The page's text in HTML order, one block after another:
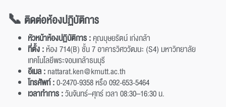
📞 ติดต่อห้องปฏิบัติการ
หัวหน้าห้องปฏิบัติการ :คุณบุษยรัตน์ เก่งกล้า
ที่ตั้ง :ห้อง 714(B) ชั้น 7 อาคารวิศววัฒนะ (S4) มหาวิทยาลัย
เทคโนโลยีพระจอมเกล้าธนบุรี
อีเมล :nattarat.ken@kmutt.ac.th
โทรศัพท์ :0-2470-9358 หรือ 092-653-5464
เวลาทำการ :วันจันทร์–ศุกร์ เวลา 08:30–16:30 น.